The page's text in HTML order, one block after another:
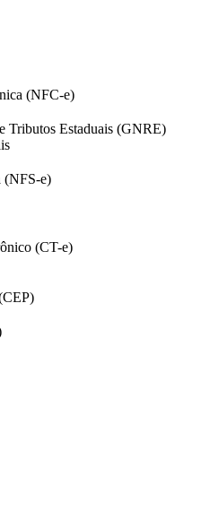
(NFC-e)
Tributos Estaduais (GNRE)
(NFS-e)
(CT-e)